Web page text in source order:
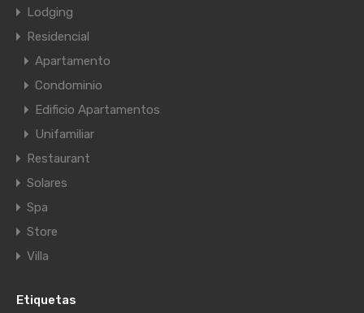
Lodging
Residencial
Apartamento
Condominio
Edificio Apartamentos
Unifamiliar
Restaurant
Solares
Spa
Store
Villa
Etiquetas